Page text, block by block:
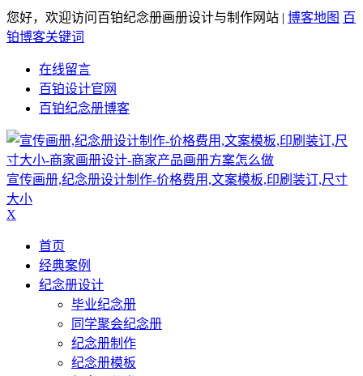
您好，欢迎访问百铂纪念册画册设计与制作网站 | 博客地图 百
铂博客关键词
在线留言
百铂设计官网
百铂纪念册博客
宣传画册,纪念册设计制作-价格费用,文案模板,印刷装订,尺寸
大小
X
首页
经典案例
纪念册设计
毕业纪念册
同学聚会纪念册
纪念册制作
纪念册模板